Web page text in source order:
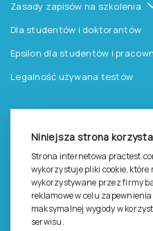
Niniejsza strona
Strona internetowa
wykorzystuje pliki cookie, które
wykorzystywane przez firmy
reklamowe w celu zapewnienia
maksymalnej wygody w
serwisu.
Zasady zapisów na szkolenia
Dla studentów i doktorantów
Epsilon dla studentów i
Legalność używana testów
Pracownia Testów
Towarzystwa Psychologicznego
Wszelkie prawa zastrzeżone.
Regulamin Polityka